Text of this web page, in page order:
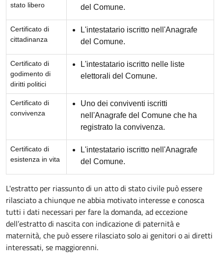
stato libero
del Comune.
Certificato di
cittadinanza
L'intestatario iscritto nell'Anagrafe
del Comune.
Certificato di
godimento di
diritti politici
L'intestatario iscritto nelle liste
elettorali del Comune.
Certificato di
convivenza
Uno dei conviventi iscritti
nell'Anagrafe del Comune che ha
registrato la convivenza.
Certificato di
esistenza in vita
L'intestatario iscritto nell'Anagrafe
del Comune.
L'estratto per riassunto di un atto di stato civile può essere
rilasciato a chiunque ne abbia motivato interesse e conosca
tutti i dati necessari per fare la domanda, ad eccezione
dell’estratto di nascita con indicazione di paternità e
maternità, che può essere rilasciato solo ai genitori o ai diretti
interessati, se maggiorenni.